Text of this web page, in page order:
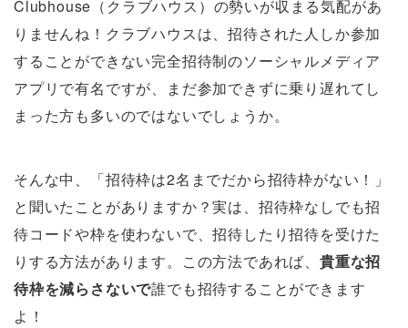
Clubhouse（クラブハウス）の勢いが収まる気配があ
りませんね！クラブハウスは、招待された人しか参加
することができない完全招待制のソーシャルメディア
アプリで有名ですが、まだ参加できずに乗り遅れてし
まった方も多いのではないでしょうか。
そんな中、「招待枠は2名までだから招待枠がない！」
と聞いたことがありますか？実は、招待枠なしでも招
待コードや枠を使わないで、招待したり招待を受けた
りする方法があります。この方法であれば、 貴重な招
待枠を減らさないで誰でも招待することができます
よ！